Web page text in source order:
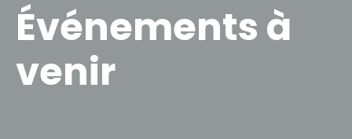
Événements à
venir